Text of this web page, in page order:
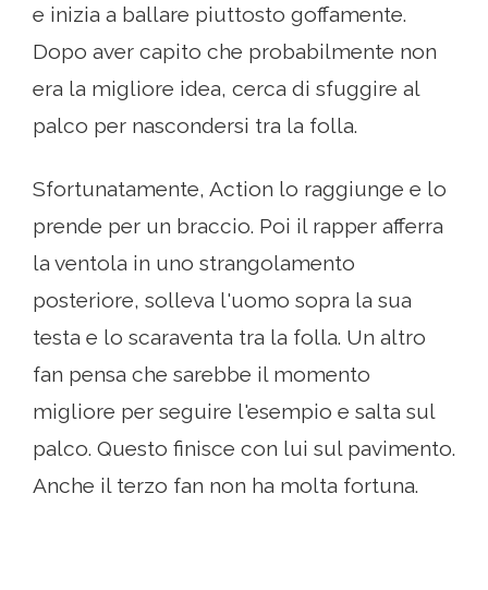
e inizia a ballare piuttosto goffamente.
Dopo aver capito che probabilmente non
era la migliore idea, cerca di sfuggire al
palco per nascondersi tra la folla.
Sfortunatamente, Action lo raggiunge e lo
prende per un braccio. Poi il rapper afferra
la ventola in uno strangolamento
posteriore, solleva l'uomo sopra la sua
testa e lo scaraventa tra la folla. Un altro
fan pensa che sarebbe il momento
migliore per seguire l'esempio e salta sul
palco. Questo finisce con lui sul pavimento.
Anche il terzo fan non ha molta fortuna.